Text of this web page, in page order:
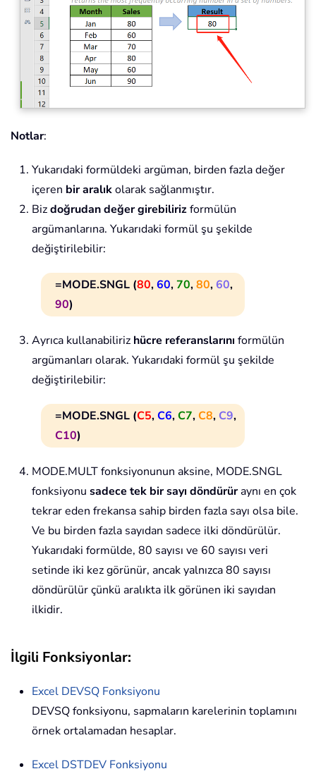
Notlar:
Yukarıdaki formüldeki argüman, birden fazla değer
içeren bir aralıkolarak sağlanmıştır.
Bizdoğrudan değer girebilirizformülün
argümanlarına. Yukarıdaki formül şu şekilde
değiştirilebilir:
=MODE.SNGL (80,60,70,80, 60,
90)
Ayrıca kullanabiliriz hücre referanslarını formülün
argümanları olarak. Yukarıdaki formül şu şekilde
değiştirilebilir:
=MODE.SNGL (C5,C6,C7,C8, C9,
C10)
MODE.MULT fonksiyonunun aksine, MODE.SNGL
fonksiyonu sadece tek bir sayı döndürüraynı en çok
tekrar eden frekansa sahip birden fazla sayı olsa bile.
Ve bu birden fazla sayıdan sadece ilki döndürülür.
Yukarıdaki formülde, 80 sayısı ve 60 sayısı veri
setinde iki kez görünür, ancak yalnızca 80 sayısı
döndürülür çünkü aralıkta ilk görünen iki sayıdan
ilkidir.
İlgili Fonksiyonlar:
Excel DEVSQ Fonksiyonu
DEVSQ fonksiyonu, sapmaların karelerinin toplamını
örnek ortalamadan hesaplar.
Excel DSTDEV Fonksiyonu